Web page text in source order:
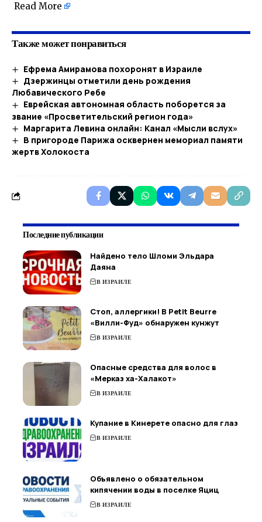
Read More
Также может понравиться
Ефрема Амирамова похоронят в Израиле
Дзержинцы отметили день рождения
Любавического Ребе
Еврейская автономная область поборется за
звание «Просветительский регион года»
Маргарита Левина онлайн: Канал «Мысли вслух»
В пригороде Парижа осквернен мемориал памяти
жертв Холокоста
Последние публикации
Найдено тело Шломи Эльдара
Даяна
В ИЗРАИЛЕ
Стоп, аллергики! В Petit Beurre
«Вилли-Фуд» обнаружен кунжут
В ИЗРАИЛЕ
Опасные средства для волос в
«Мерказ ха-Халакот»
В ИЗРАИЛЕ
Купание в Кинерете опасно для глаз
В ИЗРАИЛЕ
Объявлено о обязательном
кипячении воды в поселке Яциц
В ИЗРАИЛЕ